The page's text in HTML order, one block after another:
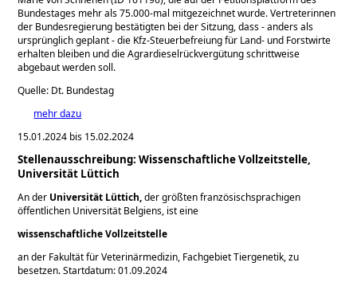
Bundestages mehr als 75.000-mal mitgezeichnet wurde. Vertreterinnen
der Bundesregierung bestätigten bei der Sitzung, dass - anders als
ursprünglich geplant - die Kfz-Steuerbefreiung für Land- und Forstwirte
erhalten bleiben und die Agrardieselrückvergütung schrittweise
abgebaut werden soll.
Quelle: Dt. Bundestag
mehr dazu
15.01.2024 bis 15.02.2024
Stellenausschreibung: Wissenschaftliche Vollzeitstelle,
Universität Lüttich
An der Universität Lüttich,der größten französischsprachigen
öffentlichen Universität Belgiens, ist eine
wissenschaftliche Vollzeitstelle
an der Fakultät für Veterinärmedizin, Fachgebiet Tiergenetik, zu
besetzen. Startdatum: 01.09.2024